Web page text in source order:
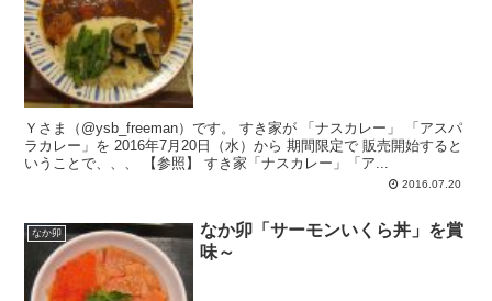
Ｙさま（@ysb_freeman）です。 すき家が 「ナスカレー」 「アスパ
ラカレー」を 2016年7月20日（水）から 期間限定で 販売開始すると
いうことで、、、 【参照】 すき家「ナスカレー」「ア...
2016.07.20
なか卯
なか卯「サーモンいくら丼」を賞
味～